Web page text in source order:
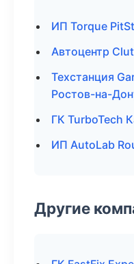
ИП Torque
Автоцентр
Техстанция
Ростов-на-
ГК TurboTech
ИП AutoLab
Другие